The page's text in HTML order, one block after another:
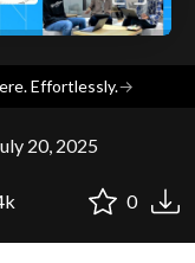
Effortlessly.→
20, 2025
0